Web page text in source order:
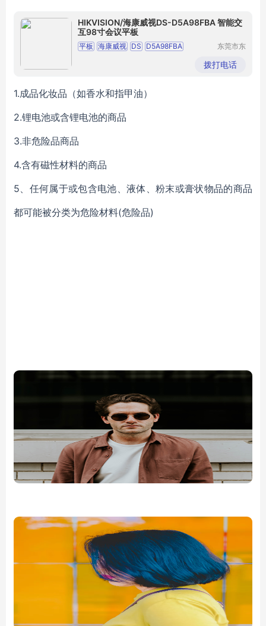
HIKVISION/海康威视DS-D5A98FBA 智能交
互98寸会议平板
平板 海康威视 DS
D5A98FBA
东莞市东
子配件店
拨打电话
1.成品化妆品（如香水和指甲油）
2.锂电池或含锂电池的商品
3.非危险品商品
4.含有磁性材料的商品
5、任何属于或包含电池、液体、粉末或膏状物品的商品
都可能被分类为危险材料(危险品)